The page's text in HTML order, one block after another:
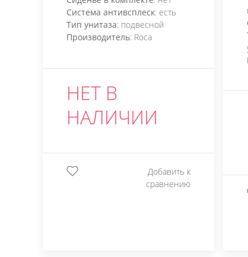
Система антивсплеск: есть
Тип унитаза: подвесной
Производитель: Roca
НЕТ В
НАЛИЧИИ
Добавить к
сравнению